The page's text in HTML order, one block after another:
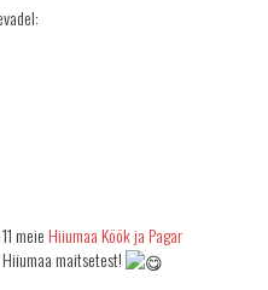
meie Hiiumaa Köök ja Pagar
maitsetest!